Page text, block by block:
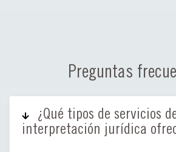
Preguntas
¿Qué tipos de servicios
interpretación jurídica